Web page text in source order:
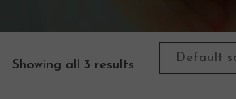
Showing all 3 results